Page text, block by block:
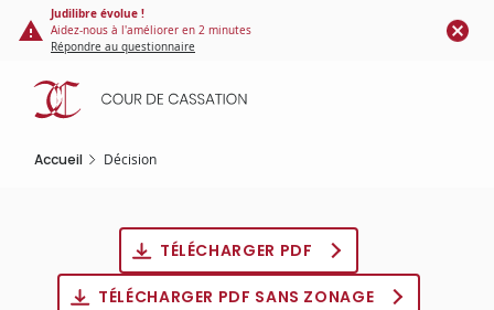
Panneau de gestion des cookies
contenu
principal
Judilibre évolue !
Aidez-nous à l'améliorer en 2 minutes
Répondre au questionnaire
Accueil Décision
TÉLÉCHARGER PDF
TÉLÉCHARGER PDF SANS ZONAGE